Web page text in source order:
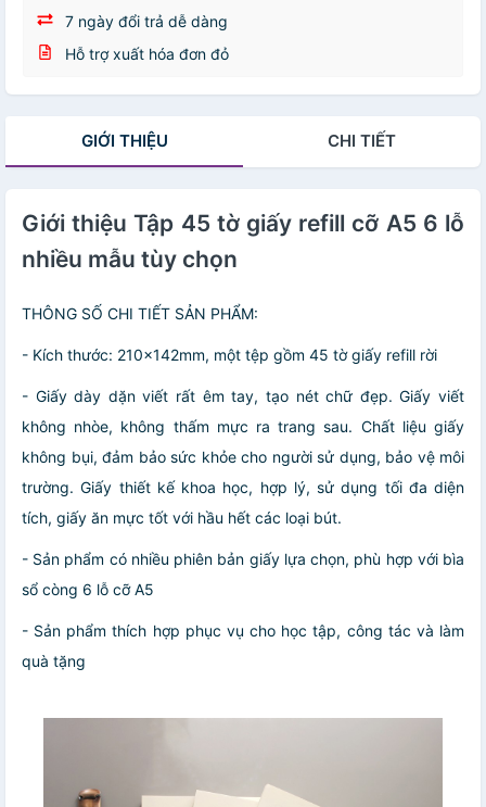
7 ngày đổi trả dễ dàng
Hỗ trợ xuất hóa đơn đỏ
GIỚI THIỆU CHI TIẾT
Giới thiệu Tập 45 tờ giấy refill cỡ A5 6 lỗ
nhiều mẫu tùy chọn
THÔNG SỐ CHI TIẾT SẢN PHẨM:
- Kích thước: 210x142mm, một tệp gồm 45 tờ giấy refill rời
- Giấy dày dặn viết rất êm tay, tạo nét chữ đẹp. Giấy viết
không nhòe, không thấm mực ra trang sau. Chất liệu giấy
không bụi, đảm bảo sức khỏe cho người sử dụng, bảo vệ môi
trường. Giấy thiết kế khoa học, hợp lý, sử dụng tối đa diện
tích, giấy ăn mực tốt với hầu hết các loại bút.
- Sản phẩm có nhiều phiên bản giấy lựa chọn, phù hợp với bìa
sổ còng 6 lỗ cỡ A5
- Sản phẩm thích hợp phục vụ cho học tập, công tác và làm
quà tặng